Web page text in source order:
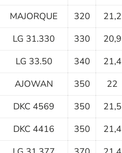
MAJORQUE
320 21,2
LG 31.330
330 20,9
LG 33.50
340 21,4
AJOWAN
350 22
DKC 4569
350 21,5
DKC 4416
350 21,4